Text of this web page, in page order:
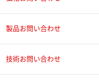
製品お問い合わせ
技術お問い合わせ